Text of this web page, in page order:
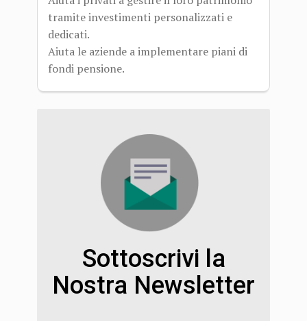
tramite investimenti personalizzati e
dedicati.
Aiuta le aziende a implementare piani di
fondi pensione.
Sottoscrivi la
Nostra Newsletter